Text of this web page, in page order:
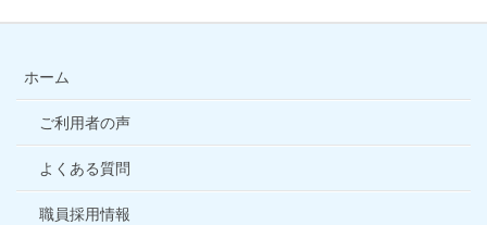
ホーム
ご利用者の声
よくある質問
職員採用情報